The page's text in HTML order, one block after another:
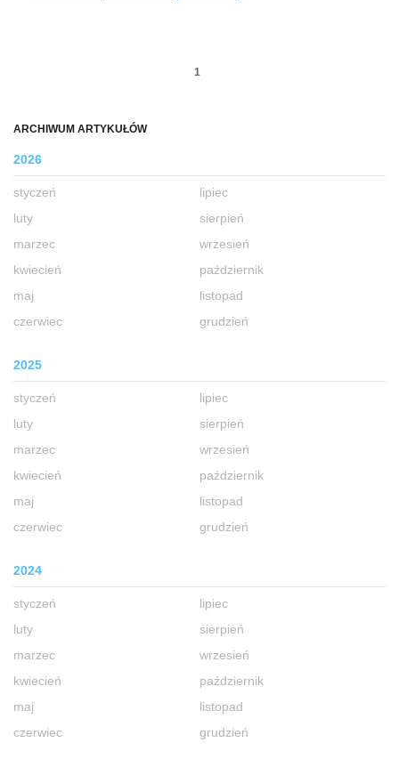
ARCHIWUM ARTYKUŁÓW
2026
styczeń
luty
marzec
kwiecień
maj
czerwiec
lipiec
sierpień
wrzesień
październik
listopad
grudzień
2025
styczeń
luty
marzec
kwiecień
maj
czerwiec
lipiec
sierpień
wrzesień
październik
listopad
grudzień
2024
styczeń
luty
marzec
kwiecień
maj
czerwiec
lipiec
sierpień
wrzesień
październik
listopad
grudzień
1